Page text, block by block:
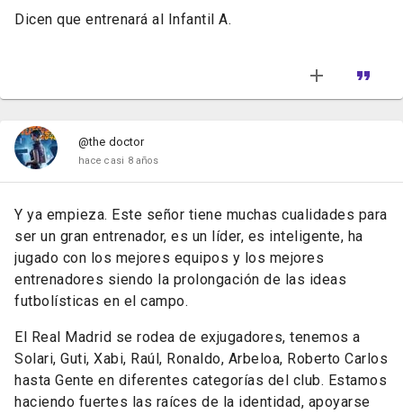
Dicen que entrenará al Infantil A.
@the doctor
hace casi 8 años
Y ya empieza. Este señor tiene muchas cualidades para
ser un gran entrenador, es un líder, es inteligente, ha
jugado con los mejores equipos y los mejores
entrenadores siendo la prolongación de las ideas
futbolísticas en el campo.
El Real Madrid se rodea de exjugadores, tenemos a
Solari, Guti, Xabi, Raúl, Ronaldo, Arbeloa, Roberto Carlos
hasta Gente en diferentes categorías del club. Estamos
haciendo fuertes las raíces de la identidad, apoyarse